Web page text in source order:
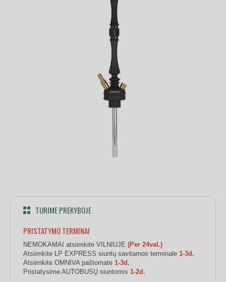
TURIME PREKYBOJE
PRISTATYMO TERMINAI
NEMOKAMAI atsiimkite VILNIUJE (Per 24val.)
Atsiimkite LP EXPRESS siuntų savitarnos terminale 1-3d.
Atsiimkite OMNIVA paštomate 1-3d.
Pristatysime AUTOBUSŲ siuntomis 1-2d.